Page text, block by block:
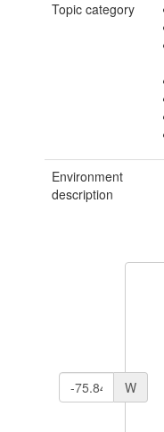
Topic category
Environment
description
W